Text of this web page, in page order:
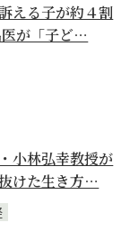
える子が約４割
医が「子ど…
小林弘幸教授が
けた生き方…